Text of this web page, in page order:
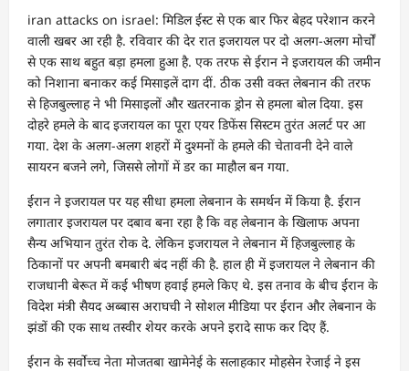
iran attacks on israel: मिडिल ईस्ट से एक बार फिर बेहद परेशान करने
वाली खबर आ रही है. रविवार की देर रात इजरायल पर दो अलग-अलग मोर्चों
से एक साथ बहुत बड़ा हमला हुआ है. एक तरफ से ईरान ने इजरायल की जमीन
को निशाना बनाकर कई मिसाइलें दाग दीं. ठीक उसी वक्त लेबनान की तरफ
से हिजबुल्लाह ने भी मिसाइलों और खतरनाक ड्रोन से हमला बोल दिया. इस
दोहरे हमले के बाद इजरायल का पूरा एयर डिफेंस सिस्टम तुरंत अलर्ट पर आ
गया. देश के अलग-अलग शहरों में दुश्मनों के हमले की चेतावनी देने वाले
सायरन बजने लगे, जिससे लोगों में डर का माहौल बन गया.
ईरान ने इजरायल पर यह सीधा हमला लेबनान के समर्थन में किया है. ईरान
लगातार इजरायल पर दबाव बना रहा है कि वह लेबनान के खिलाफ अपना
सैन्य अभियान तुरंत रोक दे. लेकिन इजरायल ने लेबनान में हिजबुल्लाह के
ठिकानों पर अपनी बमबारी बंद नहीं की है. हाल ही में इजरायल ने लेबनान की
राजधानी बेरूत में कई भीषण हवाई हमले किए थे. इस तनाव के बीच ईरान के
विदेश मंत्री सैयद अब्बास अराघची ने सोशल मीडिया पर ईरान और लेबनान के
झंडों की एक साथ तस्वीर शेयर करके अपने इरादे साफ कर दिए हैं.
ईरान के सर्वोच्च नेता मोजतबा खामेनेई के सलाहकार मोहसेन रेजाई ने इस